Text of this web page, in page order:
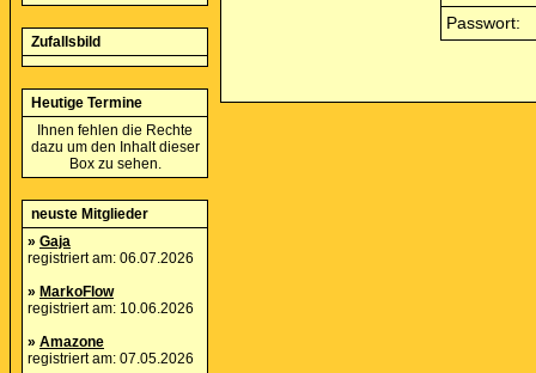
Zufallsbild
Heutige Termine
Ihnen fehlen die Rechte
dazu um den Inhalt dieser
Box zu sehen.
neuste Mitglieder
» Gaja
registriert am: 06.07.2026
» MarkoFlow
registriert am: 10.06.2026
» Amazone
registriert am: 07.05.2026
Passwort: